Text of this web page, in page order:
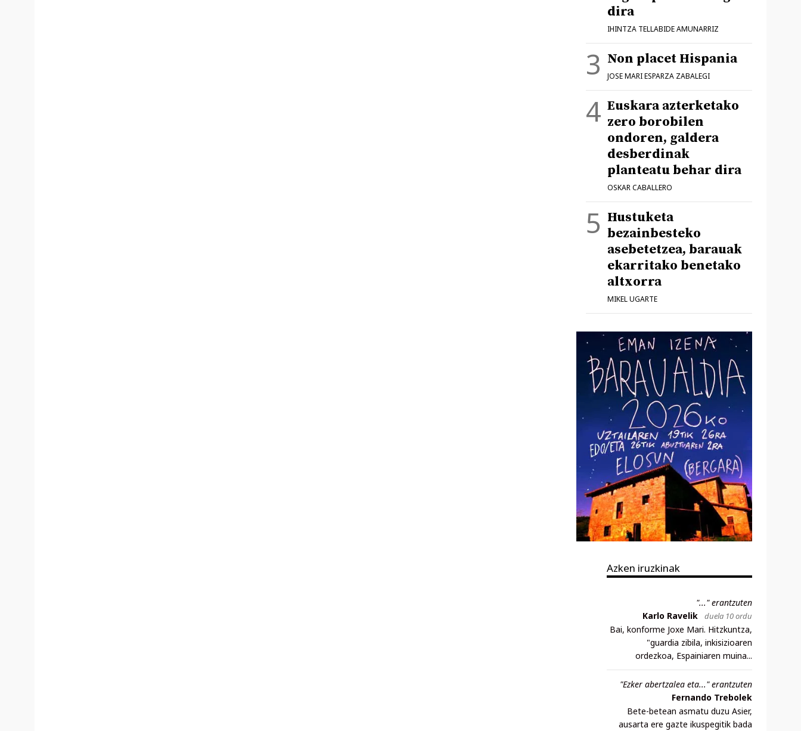
dira
IHINTZA TELLABIDE AMUNARRIZ
Non placet Hispania
JOSE MARI ESPARZA ZABALEGI
Euskara azterketako
zero borobilen
ondoren, galdera
desberdinak
planteatu behar dira
OSKAR CABALLERO
Hustuketa
bezainbesteko
asebetetzea, barauak
ekarritako benetako
altxorra
MIKEL UGARTE
Azken iruzkinak
"..." erantzuten
Karlo Ravelik
duela 10 ordu
Bai, konforme Joxe Mari. Hitzkuntza,
"guardia zibila, inkisizioaren
ordezkoa, Espainiaren muina...
"Ezker abertzalea eta..." erantzuten
Fernando Trebolek
Bete-betean asmatu duzu Asier,
ausarta ere gazte ikuspegitik bada